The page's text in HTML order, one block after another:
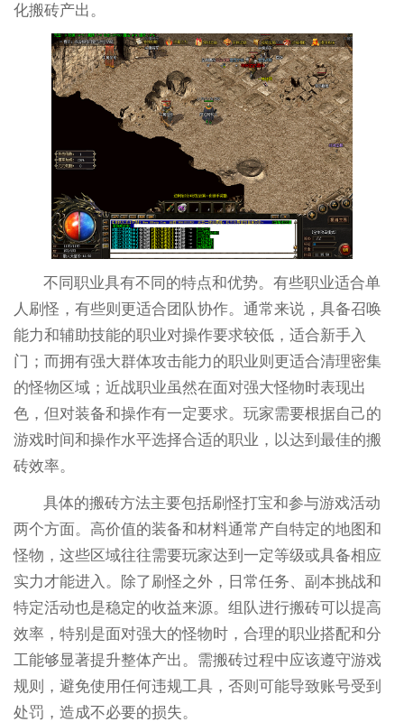
化搬砖产出。
不同职业具有不同的特点和优势。有些职业适合单
人刷怪，有些则更适合团队协作。通常来说，具备召唤
能力和辅助技能的职业对操作要求较低，适合新手入
门；而拥有强大群体攻击能力的职业则更适合清理密集
的怪物区域；近战职业虽然在面对强大怪物时表现出
色，但对装备和操作有一定要求。玩家需要根据自己的
游戏时间和操作水平选择合适的职业，以达到最佳的搬
砖效率。
具体的搬砖方法主要包括刷怪打宝和参与游戏活动
两个方面。高价值的装备和材料通常产自特定的地图和
怪物，这些区域往往需要玩家达到一定等级或具备相应
实力才能进入。除了刷怪之外，日常任务、副本挑战和
特定活动也是稳定的收益来源。组队进行搬砖可以提高
效率，特别是面对强大的怪物时，合理的职业搭配和分
工能够显著提升整体产出。需搬砖过程中应该遵守游戏
规则，避免使用任何违规工具，否则可能导致账号受到
处罚，造成不必要的损失。